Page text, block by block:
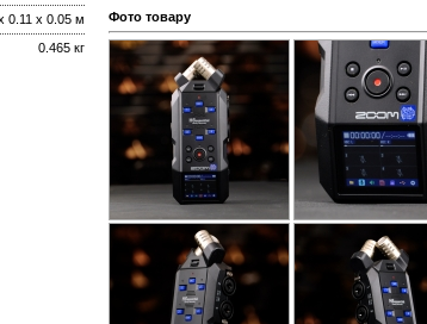
0.11 x 0.05 м
0.465 кг
Фото товару